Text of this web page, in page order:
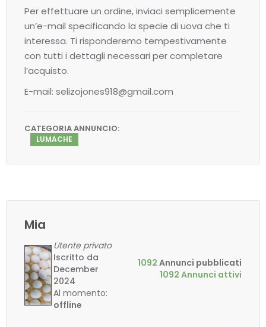
Per effettuare un ordine, inviaci semplicemente
un’e-mail specificando la specie di uova che ti
interessa. Ti risponderemo tempestivamente
con tutti i dettagli necessari per completare
l’acquisto.
E-mail: selizojones918@gmail.com
CATEGORIA ANNUNCIO:
LUMACHE
Mia
Utente privato
Iscritto da
December
2024
Al momento:
offline
1092 Annunci pubblicati
1092 Annunci attivi